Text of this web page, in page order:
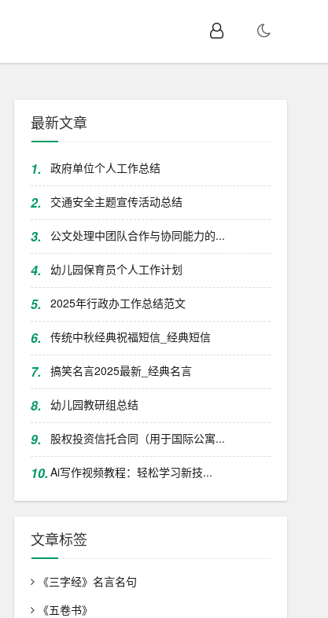
最新文章
1. 政府单位个人工作总结
2. 交通安全主题宣传活动总结
3. 公文处理中团队合作与协同能力的...
4. 幼儿园保育员个人工作计划
5. 2025年行政办工作总结范文
6. 传统中秋经典祝福短信_经典短信
7. 搞笑名言2025最新_经典名言
8. 幼儿园教研组总结
9. 股权投资信托合同（用于国际公寓...
10.Ai写作视频教程：轻松学习新技...
文章标签
《三字经》名言名句
《五卷书》